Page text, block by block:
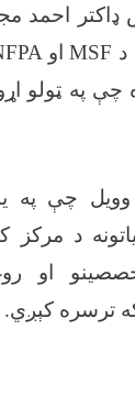
ډاکتر احمد
د MSF او
په ټولو
وویل چې په
د مرکز
او
ترسره کېږي.